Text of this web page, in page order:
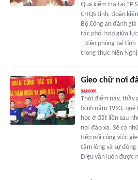
Qua kiểm tra tại TP
CHQS tỉnh, đoàn
Bộ Công an đánh
tác phối hợp giữa
- Biên phòng tại tỉnh
trong thực hiện Nghị
Gieo chữ nơi
Thời điểm này, thầy
(sinh năm 1993,
học ở đất liền sau
nơi đảo xa. Sẽ có
tiếp nối công việc
tấm lòng và sự đóng
Diệu vẫn luôn được